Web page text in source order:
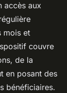
accès aux
mois et
couvre
de la
en posant des
bénéficiaires.